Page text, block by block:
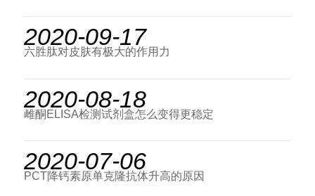
2020-09-17
六胜肽对皮肤有极大的作用力
2020-08-18
雌酮ELISA检测试剂盒怎么变得更稳定
2020-07-06
PCT降钙素原单克隆抗体升高的原因